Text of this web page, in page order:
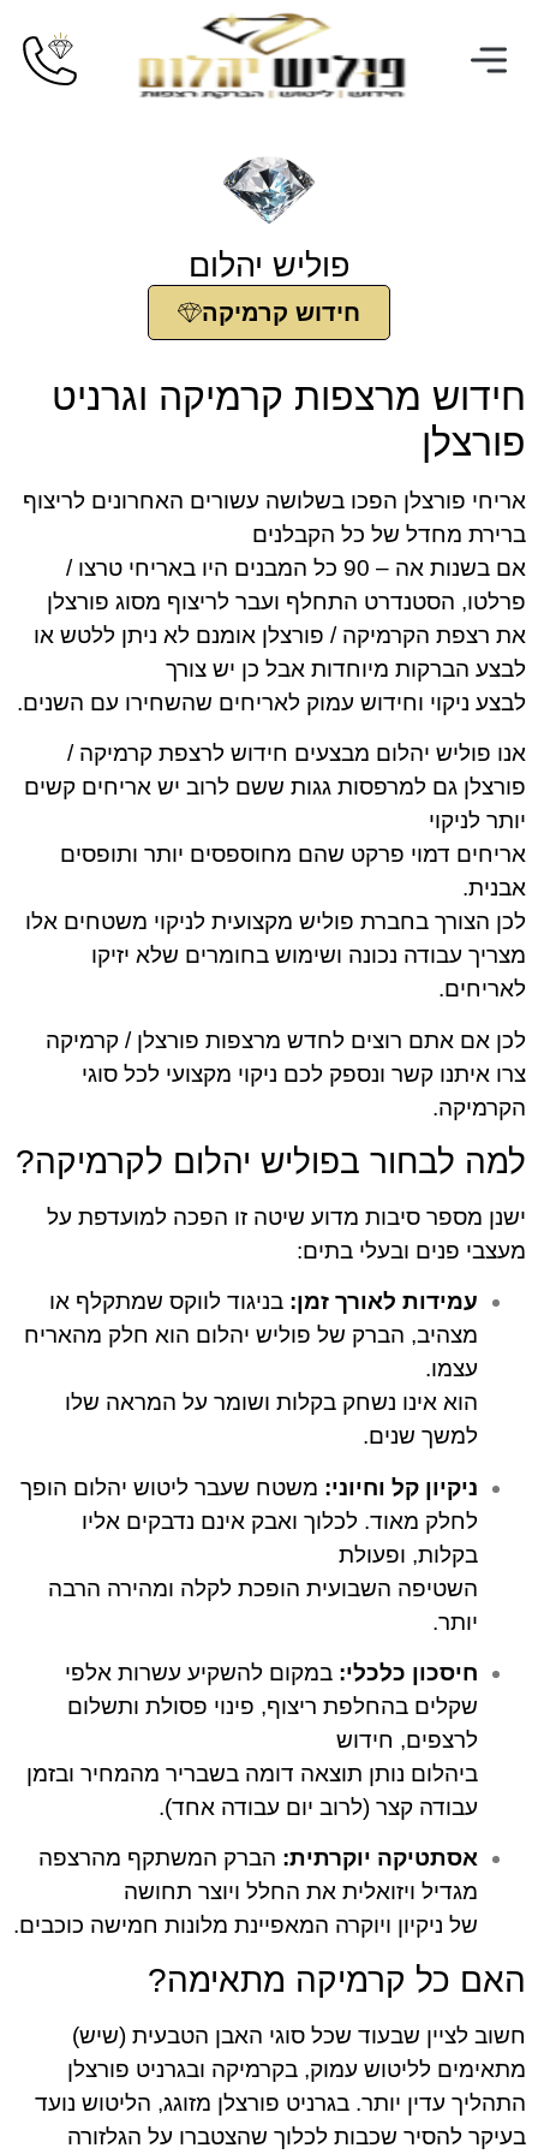
פוליש יהלום
חידוש קרמיקה
מרצפות קרמיקה וגרניט
הפכו בשלושה עשורים האחרונים לריצוף
של כל הקבלנים
אם בשנות אה – 90 כל המבנים היו באריחי טרצו /
התחלף ועבר לריצוף מסוג פורצלן
הקרמיקה / פורצלן אומנם לא ניתן ללטש או
מיוחדות אבל כן יש צורך
וחידוש עמוק לאריחים שהשחירו עם השנים.
יהלום מבצעים חידוש לרצפת קרמיקה /
למרפסות גגות ששם לרוב יש אריחים קשים
פרקט שהם מחוספסים יותר ותופסים
בחברת פוליש מקצועית לניקוי משטחים אלו
נכונה ושימוש בחומרים שלא יזיקו
רוצים לחדש מרצפות פורצלן / קרמיקה
קשר ונספק לכם ניקוי מקצועי לכל סוגי
בפוליש יהלום לקרמיקה?
סיבות מדוע שיטה זו הפכה למועדפת על
ובעלי בתים:
לאורך זמן:בניגוד לווקס שמתקלף או
הברק של פוליש יהלום הוא חלק מהאריח
אינו נשחק בקלות ושומר על המראה שלו
שנים.
קל וחיוני:משטח שעבר ליטוש יהלום הופך
מאוד. לכלוך ואבק אינם נדבקים אליו
ופעולת
השבועית הופכת לקלה ומהירה הרבה
כלכלי:במקום להשקיע עשרות אלפי
בהחלפת ריצוף, פינוי פסולת ותשלום
חידוש
נותן תוצאה דומה בשבריר מהמחיר ובזמן
קצר (לרוב יום עבודה אחד).
יוקרתית:הברק המשתקף מהרצפה
ויזואלית את החלל ויוצר תחושה
ויוקרה המאפיינת מלונות חמישה כוכבים.
קרמיקה מתאימה?
שבעוד שכל סוגי האבן הטבעית (שיש)
לליטוש עמוק, בקרמיקה ובגרניט פורצלן
יותר. בגרניט פורצלן מזוגג, הליטוש נועד
שכבות לכלוך שהצטברו על הגלזורה